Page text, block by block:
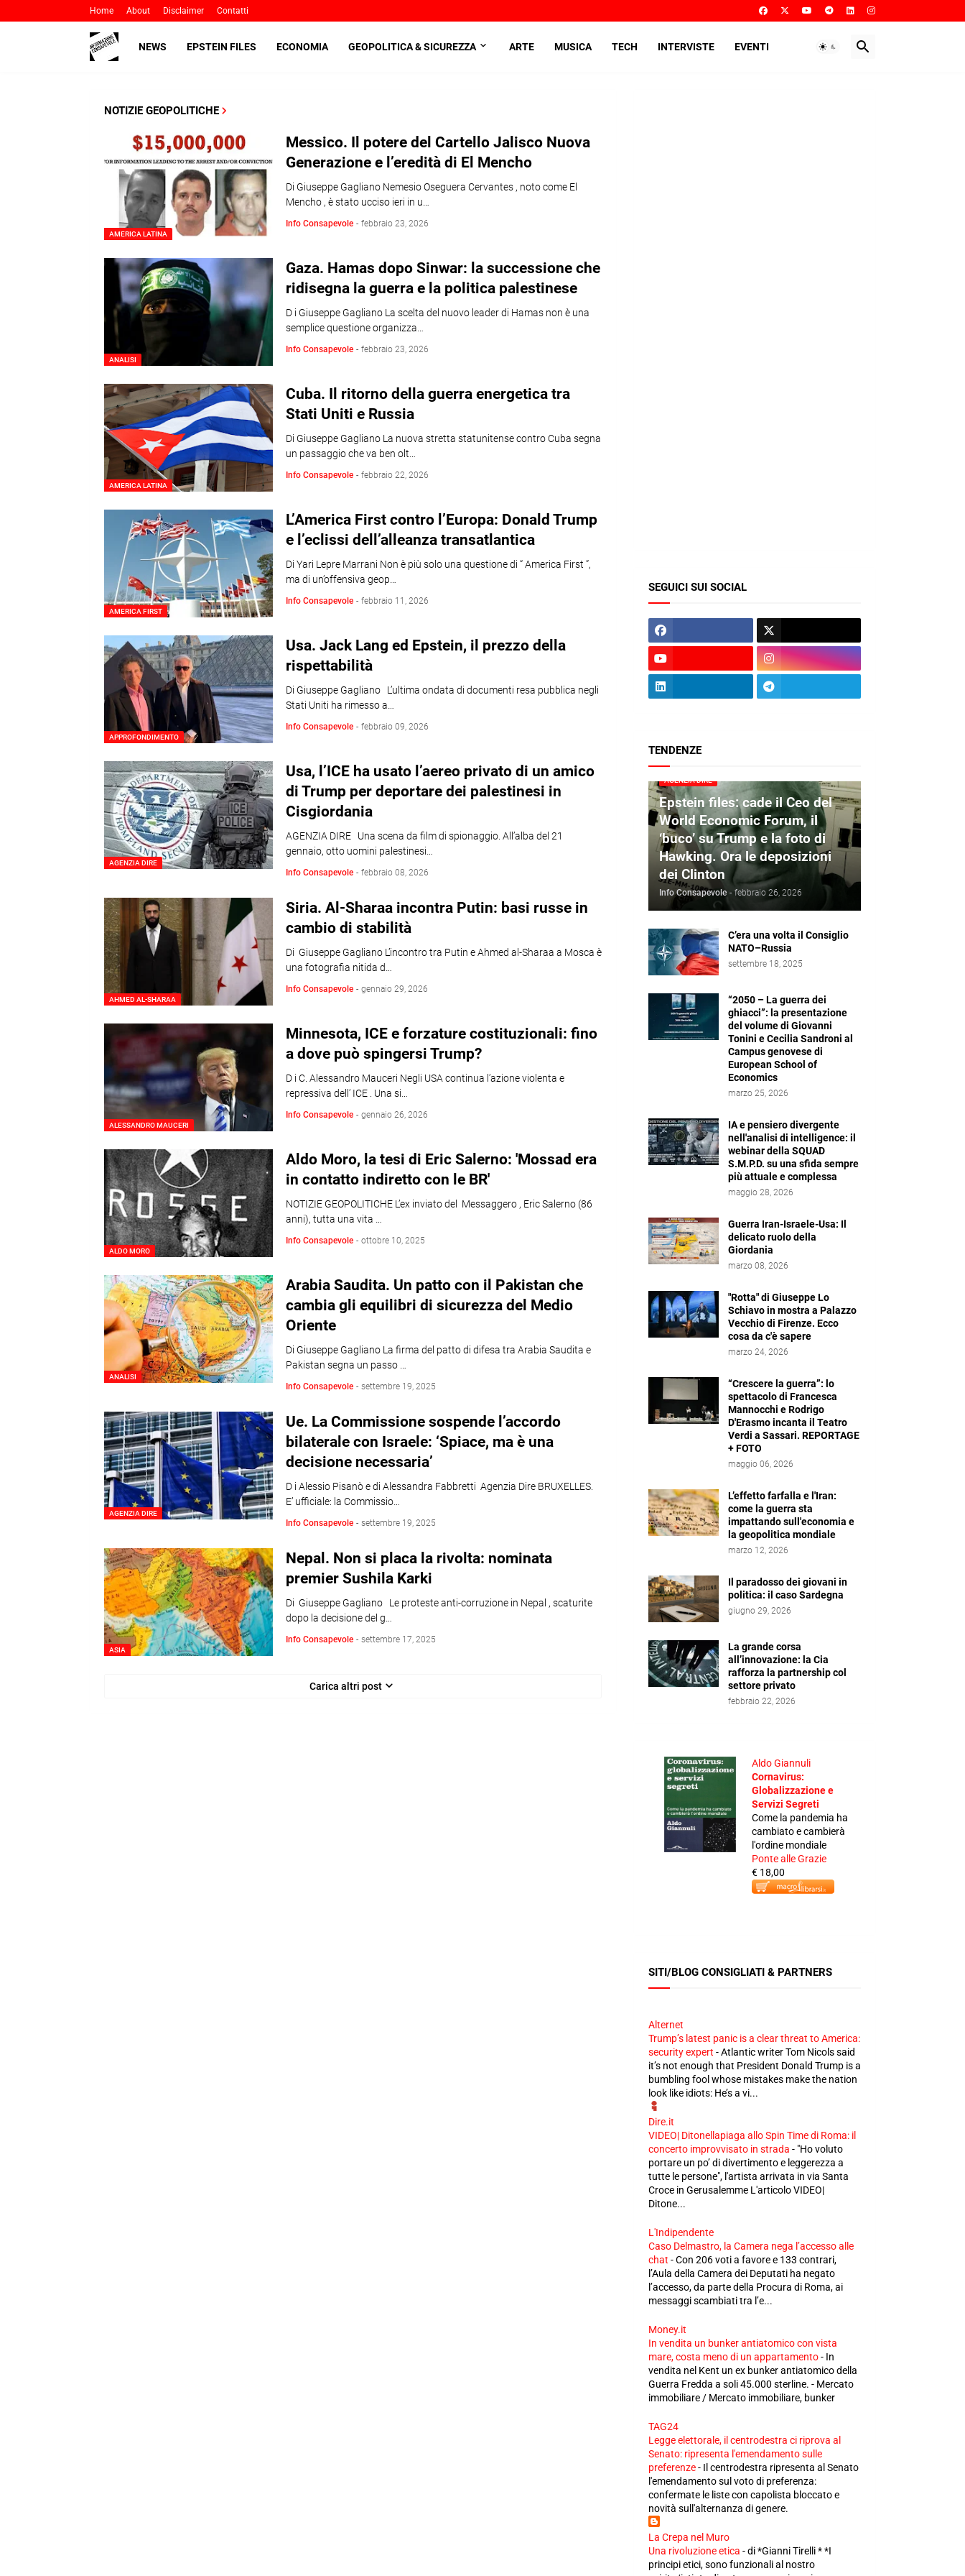
Home About Disclaimer Contatti
NEWS EPSTEIN FILES ECONOMIA GEOPOLITICA & SICUREZZA ARTE MUSICA TECH INTERVISTE EVENTI
NOTIZIE GEOPOLITICHE
AMERICA LATINA
Messico. Il potere del Cartello Jalisco Nuova
Generazione e l’eredità di El Mencho
Di Giuseppe Gagliano Nemesio Oseguera Cervantes , noto come El
Mencho , è stato ucciso ieri in u…
Info Consapevole - febbraio 23, 2026
ANALISI
Gaza. Hamas dopo Sinwar: la successione che
ridisegna la guerra e la politica palestinese
D i Giuseppe Gagliano La scelta del nuovo leader di Hamas non è una
semplice questione organizza…
Info Consapevole - febbraio 23, 2026
AMERICA LATINA
Cuba. Il ritorno della guerra energetica tra
Stati Uniti e Russia
Di Giuseppe Gagliano La nuova stretta statunitense contro Cuba segna
un passaggio che va ben olt…
Info Consapevole - febbraio 22, 2026
AMERICA FIRST
L’America First contro l’Europa: Donald Trump
e l’eclissi dell’alleanza transatlantica
Di Yari Lepre Marrani Non è più solo una questione di “ America First ”,
ma di un’offensiva geop…
Info Consapevole - febbraio 11, 2026
APPROFONDIMENTO
Usa. Jack Lang ed Epstein, il prezzo della
rispettabilità
Di Giuseppe Gagliano L’ultima ondata di documenti resa pubblica negli
Stati Uniti ha rimesso a…
Info Consapevole - febbraio 09, 2026
AGENZIA DIRE
Usa, l’ICE ha usato l’aereo privato di un amico
di Trump per deportare dei palestinesi in
Cisgiordania
AGENZIA DIRE Una scena da film di spionaggio. All’alba del 21
gennaio, otto uomini palestinesi…
Info Consapevole - febbraio 08, 2026
AHMED AL-SHARAA
Siria. Al-Sharaa incontra Putin: basi russe in
cambio di stabilità
Di Giuseppe Gagliano L’incontro tra Putin e Ahmed al-Sharaa a Mosca è
una fotografia nitida d…
Info Consapevole - gennaio 29, 2026
ALESSANDRO MAUCERI
Minnesota, ICE e forzature costituzionali: fino
a dove può spingersi Trump?
D i C. Alessandro Mauceri Negli USA continua l’azione violenta e
repressiva dell’ ICE . Una si…
Info Consapevole - gennaio 26, 2026
ALDO MORO
Aldo Moro, la tesi di Eric Salerno: 'Mossad era
in contatto indiretto con le BR'
NOTIZIE GEOPOLITICHE L’ex inviato del Messaggero , Eric Salerno (86
anni), tutta una vita …
Info Consapevole - ottobre 10, 2025
ANALISI
Arabia Saudita. Un patto con il Pakistan che
cambia gli equilibri di sicurezza del Medio
Oriente
Di Giuseppe Gagliano La firma del patto di difesa tra Arabia Saudita e
Pakistan segna un passo …
Info Consapevole - settembre 19, 2025
AGENZIA DIRE
Ue. La Commissione sospende l’accordo
bilaterale con Israele: ‘Spiace, ma è una
decisione necessaria’
D i Alessio Pisanò e di Alessandra Fabbretti Agenzia Dire BRUXELLES.
E’ ufficiale: la Commissio…
Info Consapevole - settembre 19, 2025
ASIA
Nepal. Non si placa la rivolta: nominata
premier Sushila Karki
Di Giuseppe Gagliano Le proteste anti-corruzione in Nepal , scaturite
dopo la decisione del g…
Info Consapevole - settembre 17, 2025
Carica altri post
SEGUICI SUI SOCIAL
TENDENZE
AGENZIA DIRE
Epstein files: cade il Ceo del
World Economic Forum, il
‘buco’ su Trump e la foto di
Hawking. Ora le deposizioni
dei Clinton
Info Consapevole - febbraio 26, 2026
C’era una volta il Consiglio
NATO–Russia
settembre 18, 2025
“2050 – La guerra dei
ghiacci”: la presentazione
del volume di Giovanni
Tonini e Cecilia Sandroni al
Campus genovese di
European School of
Economics
marzo 25, 2026
IA e pensiero divergente
nell'analisi di intelligence: il
webinar della SQUAD
S.M.P.D. su una sfida sempre
più attuale e complessa
maggio 28, 2026
Guerra Iran-Israele-Usa: Il
delicato ruolo della
Giordania
marzo 08, 2026
"Rotta" di Giuseppe Lo
Schiavo in mostra a Palazzo
Vecchio di Firenze. Ecco
cosa da c'è sapere
marzo 24, 2026
“Crescere la guerra”: lo
spettacolo di Francesca
Mannocchi e Rodrigo
D'Erasmo incanta il Teatro
Verdi a Sassari. REPORTAGE
+ FOTO
maggio 06, 2026
L’effetto farfalla e l'Iran:
come la guerra sta
impattando sull'economia e
la geopolitica mondiale
marzo 12, 2026
Il paradosso dei giovani in
politica: il caso Sardegna
giugno 29, 2026
La grande corsa
all’innovazione: la Cia
rafforza la partnership col
settore privato
febbraio 22, 2026
Aldo Giannuli
Cornavirus:
Globalizzazione e
Servizi Segreti
Come la pandemia ha
cambiato e cambierà
l'ordine mondiale
Ponte alle Grazie
€ 18,00
SITI/BLOG CONSIGLIATI & PARTNERS
Alternet
Trump’s latest panic is a clear threat to America:
security expert -Atlantic writer Tom Nicols said
it’s not enough that President Donald Trump is a
bumbling fool whose mistakes make the nation
look like idiots: He’s a vi...
Dire.it
VIDEO| Ditonellapiaga allo Spin Time di Roma: il
concerto improvvisato in strada - "Ho voluto
portare un po’ di divertimento e leggerezza a
tutte le persone", l'artista arrivata in via Santa
Croce in Gerusalemme L'articolo VIDEO|
Ditone...
L'Indipendente
Caso Delmastro, la Camera nega l’accesso alle
chat -Con 206 voti a favore e 133 contrari,
l’Aula della Camera dei Deputati ha negato
l’accesso, da parte della Procura di Roma, ai
messaggi scambiati tra l’e...
Money.it
In vendita un bunker antiatomico con vista
mare, costa meno di un appartamento- In
vendita nel Kent un ex bunker antiatomico della
Guerra Fredda a soli 45.000 sterline. - Mercato
immobiliare / Mercato immobiliare, bunker
TAG24
Legge elettorale, il centrodestra ci riprova al
Senato: ripresenta l'emendamento sulle
preferenze- Il centrodestra ripresenta al Senato
l'emendamento sul voto di preferenza:
confermate le liste con capolista bloccato e
novità sull'alternanza di genere.
La Crepa nel Muro
Una rivoluzione etica -di *Gianni Tirelli * *I
principi etici, sono funzionali al nostro